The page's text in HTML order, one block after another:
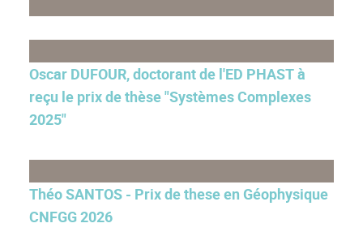
Oscar DUFOUR, doctorant de l'ED PHAST à
reçu le prix de thèse "Systèmes Complexes
2025"
Théo SANTOS - Prix de these en Géophysique
CNFGG 2026